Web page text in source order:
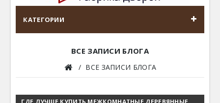
КАТЕГОРИИ
ВСЕ ЗАПИСИ БЛОГА
ВСЕ ЗАПИСИ БЛОГА